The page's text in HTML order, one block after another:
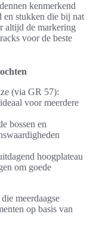
kenmerkend
en stukken die bij nat
altijd de markering
voor de beste
(via GR 57):
voor meerdere
bossen en
hoogplateau
om goede
meerdaagse
op basis van